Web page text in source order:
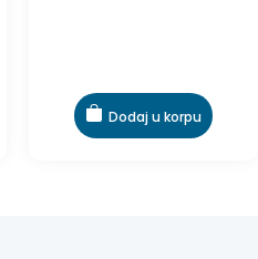
Dodaj u korpu